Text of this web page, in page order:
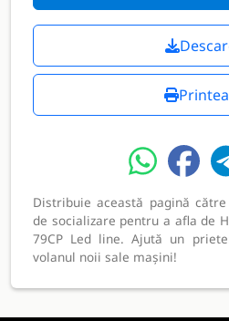
Distribuie această pagină
de socializare pentru a afla de
79CP Led line. Ajută un
volanul noii sale mașini!